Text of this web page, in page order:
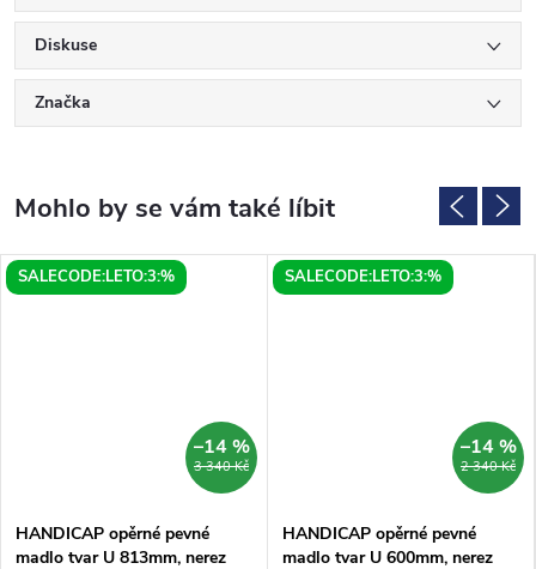
Diskuse
Značka
SALECODE:LETO:3:%
3 340 Kč
–14 %
HANDICAP opěrné pevné
madlo tvar U 813mm, nerez
SALECODE:LETO:3:%
2 340 Kč
–14 %
HANDICAP opěrné pevné
madlo tvar U 600mm, nerez